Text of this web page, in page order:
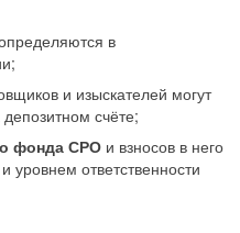
в
и изыскателей могут
счёте;
фонда СРО и взносов в него
уровнем ответственности